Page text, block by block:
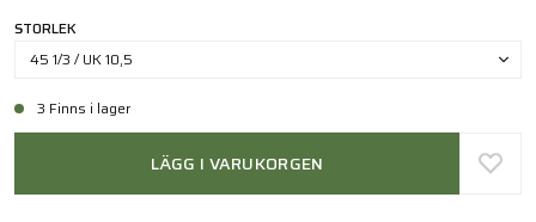
STORLEK
45 1/3 / UK 10,5
3 Finns i lager
LÄGG I VARUKORGEN